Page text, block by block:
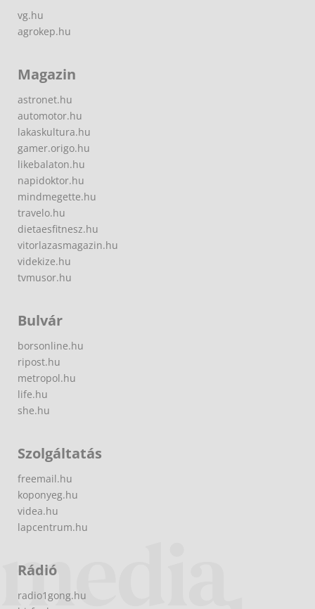
vg.hu
agrokep.hu
Magazin
astronet.hu
automotor.hu
lakaskultura.hu
gamer.origo.hu
likebalaton.hu
napidoktor.hu
mindmegette.hu
travelo.hu
dietaesfitnesz.hu
vitorlazasmagazin.hu
videkize.hu
tvmusor.hu
Bulvár
borsonline.hu
ripost.hu
metropol.hu
life.hu
she.hu
Szolgáltatás
freemail.hu
koponyeg.hu
videa.hu
lapcentrum.hu
Rádió
radio1gong.hu